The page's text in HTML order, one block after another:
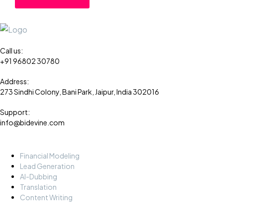
Call us:
+91 96802 30780
Address:
273 Sindhi Colony, Bani Park, Jaipur, India 302016
Support:
info@bidevine.com
Financial Modeling
Lead Generation
AI-Dubbing
Translation
Content Writing